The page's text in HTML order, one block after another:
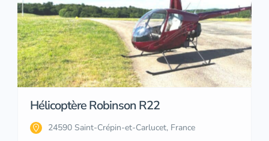
Hélicoptère Robinson R22
24590 Saint-Crépin-et-Carlucet, France